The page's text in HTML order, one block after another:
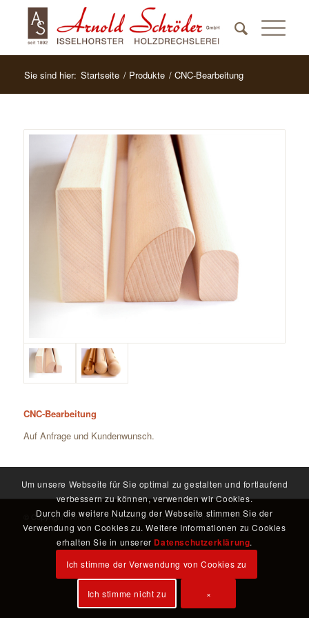
Sie sind hier: Startseite / Produkte / CNC-Bearbeitung
CNC-Bearbeitung
Auf Anfrage und Kundenwunsch.
© Copyright - Arnold Schröder GmbH - Isselhorster Holzdrechslerei 2021
Um unsere Webseite für Sie optimal zu gestalten und fortlaufend
verbessern zu können, verwenden wir Cookies.
Durch die weitere Nutzung der Webseite stimmen Sie der
Verwendung von Cookies zu. Weitere Informationen zu Cookies
erhalten Sie in unserer Datenschutzerklärung.
Ich stimme der Verwendung von Cookies zu
Ich stimme nicht zu ×